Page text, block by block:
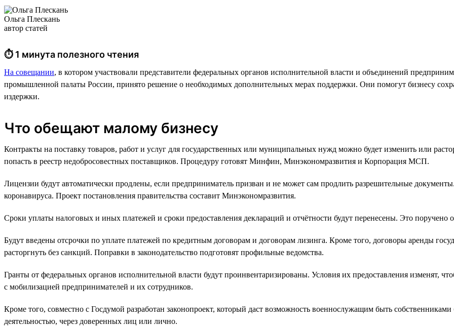
Ольга Плескань
автор статей
⏱ 1 минута полезного чтения
На совещании, в котором участвовали представители федеральных органов исполнительной власти и объединений
промышленной палаты России, принято решение о необходимых дополнительных мерах поддержки. Они помогут бизнесу
издержки.
Что обещают малому бизнесу
Контракты на поставку товаров, работ и услуг для государственных или муниципальных нужд можно будет изменить или
попасть в реестр недобросовестных поставщиков. Процедуру готовят Минфин, Минэкономразвития и Корпорация МСП.
Лицензии будут автоматически продлены, если предприниматель призван и не может сам продлить разрешительные
коронавируса. Проект постановления правительства составит Минэкономразвития.
Сроки уплаты налоговых и иных платежей и сроки предоставления деклараций и отчётности будут перенесены. Это
Будут введены отсрочки по уплате платежей по кредитным договорам и договорам лизинга. Кроме того, договоры аренды
расторгнуть без санкций. Поправки в законодательство подготовят профильные ведомства.
Гранты от федеральных органов исполнительной власти будут проинвентаризированы. Условия их предоставления изменят,
с мобилизацией предпринимателей и их сотрудников.
Кроме того, совместно с Госдумой разработан законопроект, который даст возможность военнослужащим быть
деятельностью, через доверенных лиц или лично.